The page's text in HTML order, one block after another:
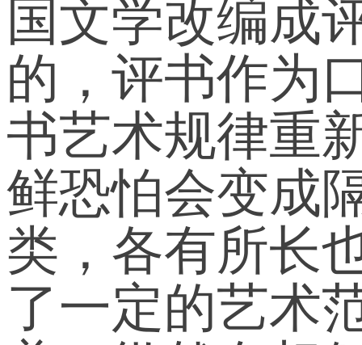
国文学改编成
的，评书作为
书艺术规律重
鲜恐怕会变成
类，各有所长
了一定的艺术